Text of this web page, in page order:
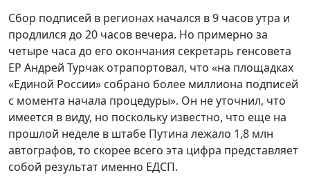
Сбор подписей в регионах начался в 9 часов утра и
продлился до 20 часов вечера. Но примерно за
четыре часа до его окончания секретарь генсовета
ЕР Андрей Турчак отрапортовал, что «на площадках
«Единой России» собрано более миллиона подписей
с момента начала процедуры». Он не уточнил, что
имеется в виду, но поскольку известно, что еще на
прошлой неделе в штабе Путина лежало 1,8 млн
автографов, то скорее всего эта цифра представляет
собой результат именно ЕДСП.